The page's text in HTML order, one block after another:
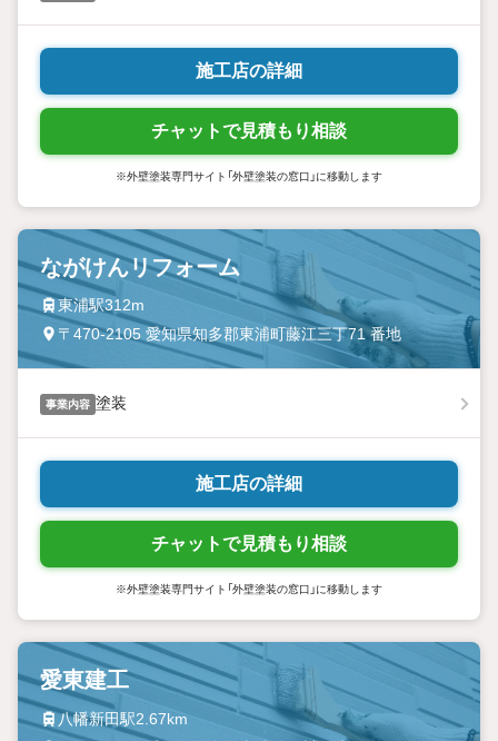
施工店の詳細
チャットで見積もり相談
※外壁塗装専門サイト「外壁塗装の窓口」に移動します
ながけんリフォーム
東浦駅312m
〒470-2105 愛知県知多郡東浦町藤江三丁71 番地
事業内容 塗装
施工店の詳細
チャットで見積もり相談
※外壁塗装専門サイト「外壁塗装の窓口」に移動します
愛東建工
八幡新田駅2.67km